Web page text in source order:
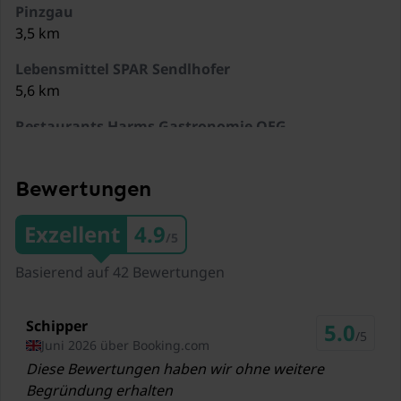
Pinzgau
3,5 km
Lebensmittel SPAR Sendlhofer
5,6 km
Restaurants Harms Gastronomie OEG
Restaurants Premium Küche
Restaurants Kebaphaus Alibaba
200 Meter
230 Meter
Zug Pinzgauer Lokalbahn Bahnhof Rosental
3,4 km
Bewertungen
Exzellent 4.9/5
Basierend auf 42 Bewertungen
Schipper
Juni 2026 über Booking.com 5.0/5
Diese Bewertungen haben wir ohne weitere
Begründung erhalten